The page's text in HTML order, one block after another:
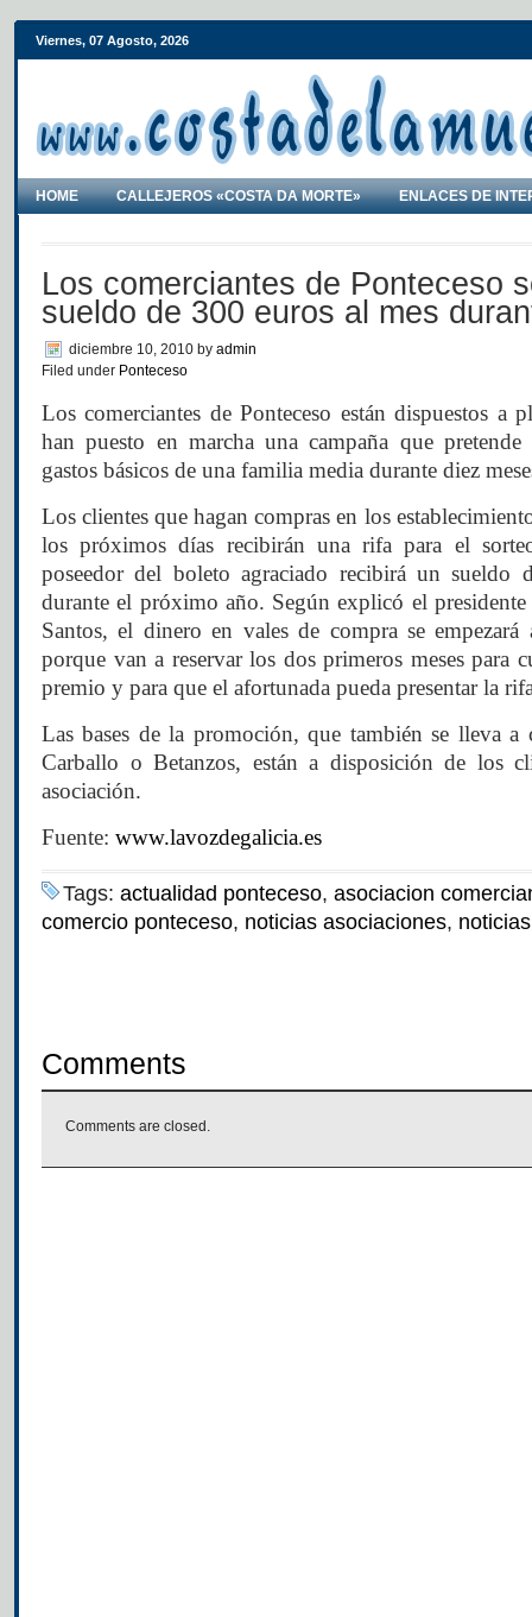
Viernes, 07 Agosto, 2026
HOME CALLEJEROS «COSTA DA MORTE» ENLACES DE
Los comerciantes de Ponteceso
sueldo de 300 euros al mes
diciembre 10, 2010 by admin
Filed under Ponteceso
Los comerciantes de Ponteceso están dispuestos a
han puesto en marcha una campaña que
gastos básicos de una familia media durante diez
Los clientes que hagan compras en los
los próximos días recibirán una rifa para el
poseedor del boleto agraciado recibirá un sueldo
durante el próximo año. Según explicó el presidente
Santos, el dinero en vales de compra se empezará
porque van a reservar los dos primeros meses para
premio y para que el afortunada pueda presentar la
Las bases de la promoción, que también se lleva a
Carballo o Betanzos, están a disposición de los
asociación.
Fuente: www.lavozdegalicia.es
Tags: actualidad ponteceso, asociacion
comercio ponteceso, noticias asociaciones,
Comments
Comments are closed.